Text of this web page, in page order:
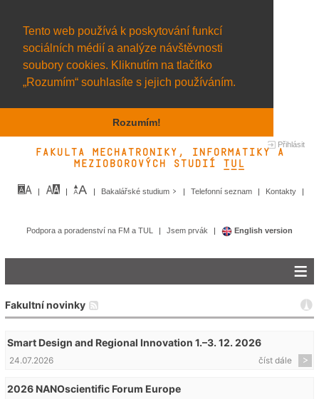
Tento web používá k poskytování funkcí
sociálních médií a analýze návštěvnosti
soubory cookies. Kliknutím na tlačítko
„Rozumím“ souhlasíte s jejich používáním.
Rozumím!
Přihlásit
Fakulta mechatroniky, informatiky a
mezioborových studií TUL&
Bakalářské studium Telefonní seznam Kontakty
Podpora a poradenství na FM a TUL Jsem prvák English version
Fakultní novinky
Smart Design and Regional Innovation 1.–3. 12. 2026
číst dále
24.07.2026
2026 NANOscientific Forum Europe